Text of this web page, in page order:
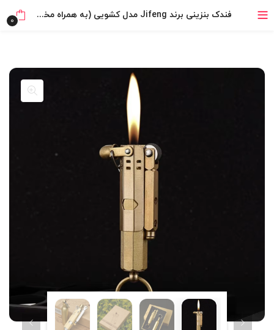
خرید قسطی با ترب‌پی
بدون ضامن، بدون سود
خرید قسطی با ترب‌پی
فندک بنزینی برند Jifeng مدل کشویی (به همراه مخزن بنزین) اورجینال 0